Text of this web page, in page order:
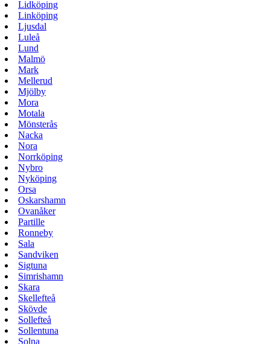
Lidköping
Linköping
Ljusdal
Luleå
Lund
Malmö
Mark
Mellerud
Mjölby
Mora
Motala
Mönsterås
Nacka
Nora
Norrköping
Nybro
Nyköping
Orsa
Oskarshamn
Ovanåker
Partille
Ronneby
Sala
Sandviken
Sigtuna
Simrishamn
Skara
Skellefteå
Skövde
Sollefteå
Sollentuna
Solna